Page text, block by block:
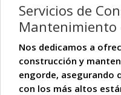
Servicios de
Mantenimiento
Nos dedicamos a
construcción y
engorde, asegurando
con los más altos